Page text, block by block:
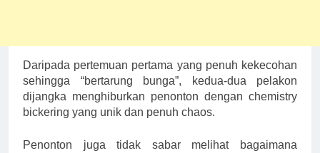
Daripada pertemuan pertama yang penuh kekecohan
sehingga “bertarung bunga”, kedua-dua pelakon
dijangka menghiburkan penonton dengan chemistry
bickering yang unik dan penuh chaos.
Penonton juga tidak sabar melihat bagaimana